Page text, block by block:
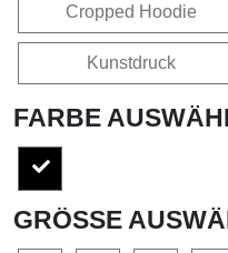
Cropped Hoodie
Kunstdruck
FARBE
GRÖSSE